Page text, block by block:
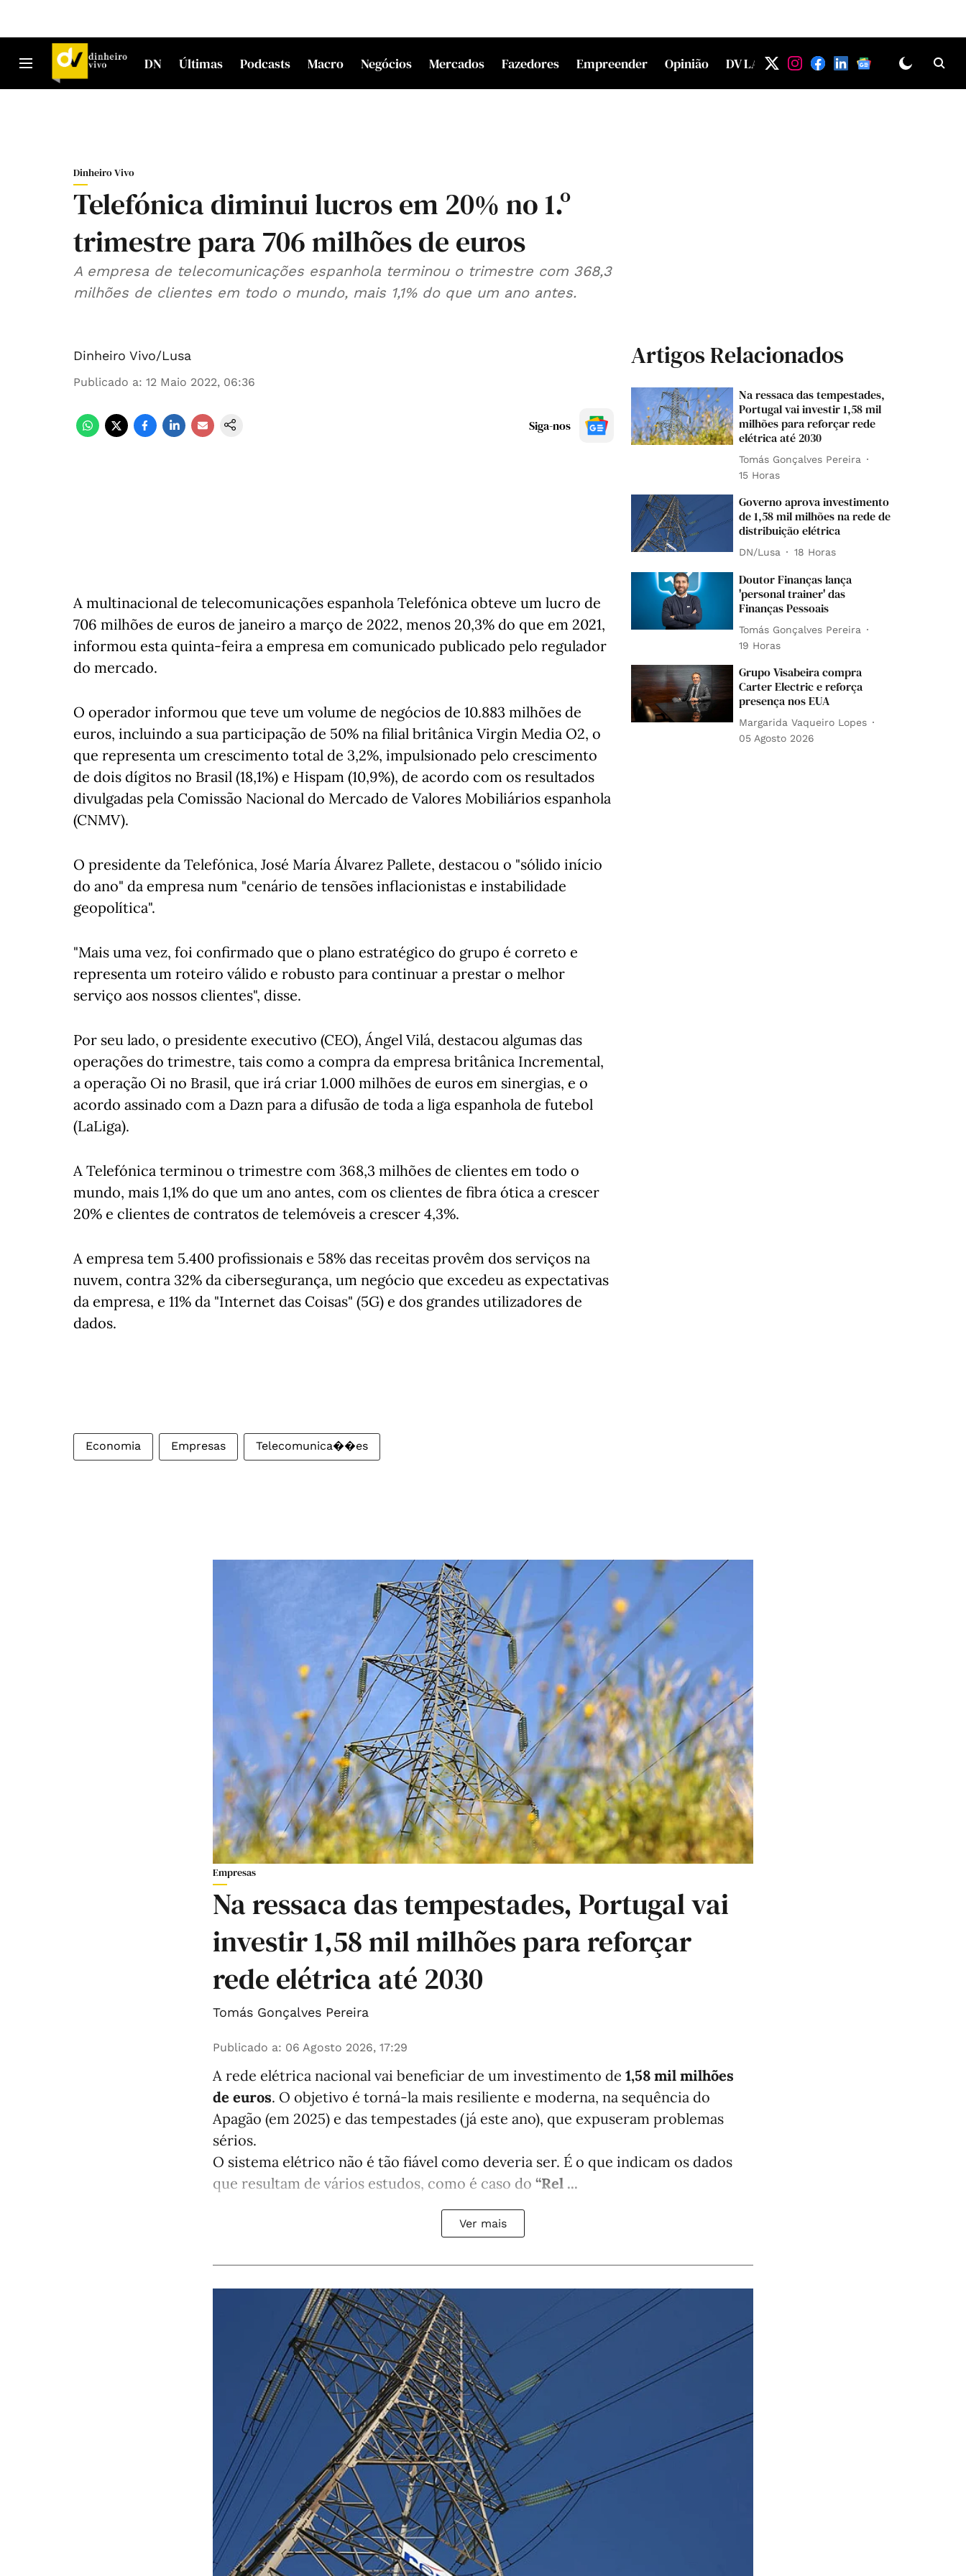
DN Últimas Podcasts Macro Negócios Mercados Fazedores Empreender Opinião DV LAB
Dinheiro Vivo
Telefónica diminui lucros em 20% no 1.º
trimestre para 706 milhões de euros
A empresa de telecomunicações espanhola terminou o trimestre com 368,3
milhões de clientes em todo o mundo, mais 1,1% do que um ano antes.
Dinheiro Vivo/Lusa
Publicado a: 12 Maio 2022, 06:36
Siga-nos
A multinacional de telecomunicações espanhola Telefónica obteve um lucro de
706 milhões de euros de janeiro a março de 2022, menos 20,3% do que em 2021,
informou esta quinta-feira a empresa em comunicado publicado pelo regulador
do mercado.
O operador informou que teve um volume de negócios de 10.883 milhões de
euros, incluindo a sua participação de 50% na filial britânica Virgin Media O2, o
que representa um crescimento total de 3,2%, impulsionado pelo crescimento
de dois dígitos no Brasil (18,1%) e Hispam (10,9%), de acordo com os resultados
divulgadas pela Comissão Nacional do Mercado de Valores Mobiliários espanhola
(CNMV).
O presidente da Telefónica, José María Álvarez Pallete, destacou o "sólido início
do ano" da empresa num "cenário de tensões inflacionistas e instabilidade
geopolítica".
"Mais uma vez, foi confirmado que o plano estratégico do grupo é correto e
representa um roteiro válido e robusto para continuar a prestar o melhor
serviço aos nossos clientes", disse.
Por seu lado, o presidente executivo (CEO), Ángel Vilá, destacou algumas das
operações do trimestre, tais como a compra da empresa britânica Incremental,
a operação Oi no Brasil, que irá criar 1.000 milhões de euros em sinergias, e o
acordo assinado com a Dazn para a difusão de toda a liga espanhola de futebol
(LaLiga).
A Telefónica terminou o trimestre com 368,3 milhões de clientes em todo o
mundo, mais 1,1% do que um ano antes, com os clientes de fibra ótica a crescer
20% e clientes de contratos de telemóveis a crescer 4,3%.
A empresa tem 5.400 profissionais e 58% das receitas provêm dos serviços na
nuvem, contra 32% da cibersegurança, um negócio que excedeu as expectativas
da empresa, e 11% da "Internet das Coisas" (5G) e dos grandes utilizadores de
dados.
Economia Empresas Telecomunica��es
Artigos Relacionados
Na ressaca das tempestades,
Portugal vai investir 1,58 mil
milhões para reforçar rede
elétrica até 2030
Tomás Gonçalves Pereira
15 Horas
Governo aprova investimento
de 1,58 mil milhões na rede de
distribuição elétrica
DN/Lusa 18 Horas
Doutor Finanças lança
'personal trainer' das
Finanças Pessoais
Tomás Gonçalves Pereira
19 Horas
Grupo Visabeira compra
Carter Electric e reforça
presença nos EUA
Margarida Vaqueiro Lopes
05 Agosto 2026
Empresas
Na ressaca das tempestades, Portugal vai
investir 1,58 mil milhões para reforçar
rede elétrica até 2030
Tomás Gonçalves Pereira
Publicado a: 06 Agosto 2026, 17:29
A rede elétrica nacional vai beneficiar de um investimento de 1,58 mil milhões
de euros. O objetivo é torná-la mais resiliente e moderna, na sequência do
Apagão (em 2025) e das tempestades (já este ano), que expuseram problemas
sérios.
O sistema elétrico não é tão fiável como deveria ser. É o que indicam os dados
que resultam de vários estudos, como é caso do “Rel ...
Ver mais